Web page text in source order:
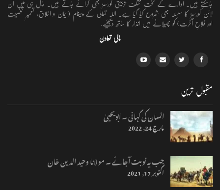
جاسکتے ہیں۔ ادارے کے تحت مختلف تربیتی کورسز بھی کرائے جاتے ہیں۔ حال ہی میں آن
لائن کورسز کا سلسلہ بھی شروع کیا گیا ہے۔ اللہ تعالٰی کے پیغام (ایمان و اخلاق، تعمیرِ شخصیت
اور فلاحِ آخرت) کو پھیلانے میں انذار کا ساتھ دیجئیے.
مالی تعاون
مقبول ترین
انسان کی کہانی ۔ ابویحییٰ
مارچ 24, 2022
جب یہ نوبت آجائے ۔ مولانا وحید الدین خان
اکتوبر 17, 2021